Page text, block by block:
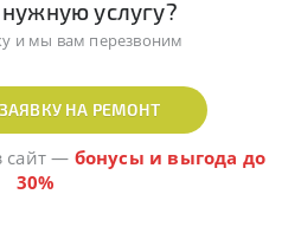
услугу?
и мы вам перезвоним
НА РЕМОНТ
сайт— бонусы и выгода до
30%